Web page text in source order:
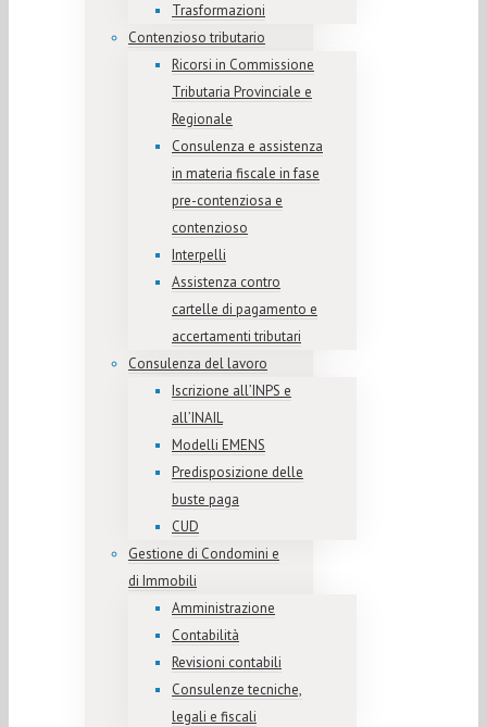
Trasformazioni
Contenzioso tributario
Ricorsi in Commissione
Tributaria Provinciale e
Regionale
Consulenza e assistenza
in materia fiscale in fase
pre-contenziosa e
contenzioso
Interpelli
Assistenza contro
cartelle di pagamento e
accertamenti tributari
Consulenza del lavoro
Iscrizione all’INPS e
all’INAIL
Modelli EMENS
Predisposizione delle
buste paga
CUD
Gestione di Condomini e
di Immobili
Amministrazione
Contabilità
Revisioni contabili
Consulenze tecniche,
legali e fiscali